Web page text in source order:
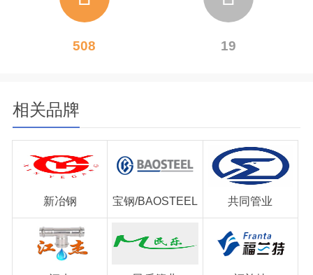
508 19
相关品牌
新冶钢 宝钢/BAOSTEEL 共同管业